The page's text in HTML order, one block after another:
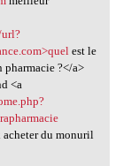
est le
?</a>
<a
acheter du monuril